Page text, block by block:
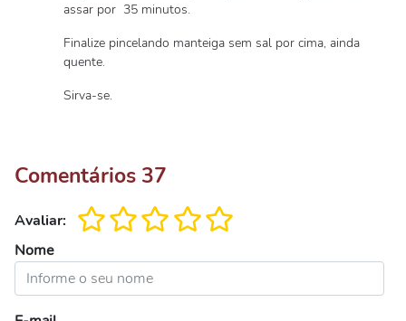
assar por 35 minutos.
Finalize pincelando manteiga sem sal por cima, ainda
quente.
Sirva-se.
Comentários 37
Avaliar:
Nome